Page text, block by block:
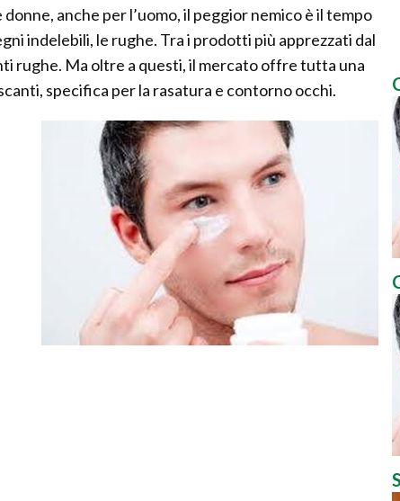
anche per l’uomo, il peggior nemico è il tempo
indelebili, le rughe. Tra i prodotti più apprezzati dal
rughe. Ma oltre a questi, il mercato offre tutta una
specifica per la rasatura e contorno occhi.